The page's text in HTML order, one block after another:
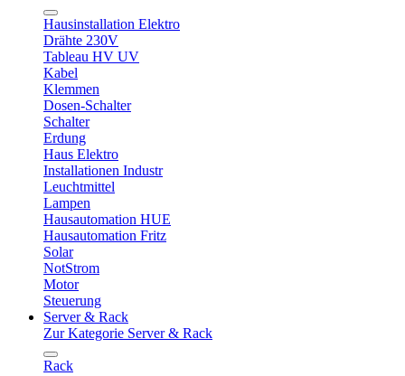
Hausinstallation Elektro
Drähte 230V
Tableau HV UV
Kabel
Klemmen
Dosen-Schalter
Schalter
Erdung
Haus Elektro
Installationen Industr
Leuchtmittel
Lampen
Hausautomation HUE
Hausautomation Fritz
Solar
NotStrom
Motor
Steuerung
Server & Rack
Zur Kategorie Server & Rack
Rack